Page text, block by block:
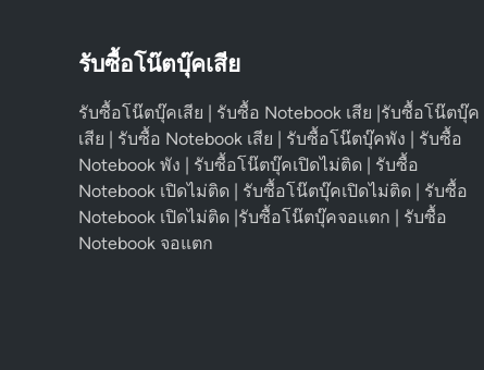
รับซื้อโน๊ตบุ๊คเสีย
รับซื้อโน๊ตบุ๊คเสีย | รับซื้อ Notebook เสีย |รับซื้อโน๊ตบุ๊ค
เสีย | รับซื้อ Notebook เสีย | รับซื้อโน๊ตบุ๊คพัง | รับซื้อ
Notebook พัง | รับซื้อโน๊ตบุ๊คเปิดไม่ติด | รับซื้อ
Notebook เปิดไม่ติด | รับซื้อโน๊ตบุ๊คเปิดไม่ติด | รับซื้อ
Notebook เปิดไม่ติด |รับซื้อโน๊ตบุ๊คจอแตก | รับซื้อ
Notebook จอแตก